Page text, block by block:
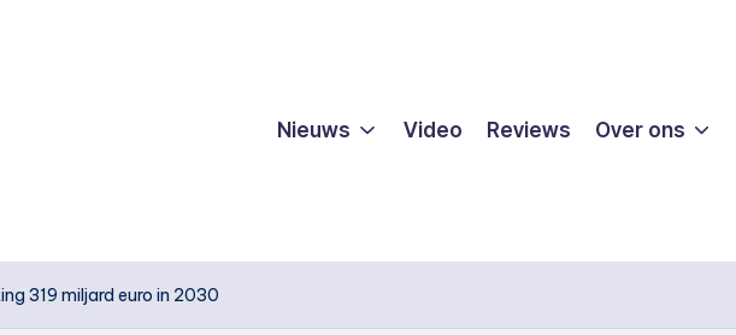
Nieuws Video Reviews Over ons
319 miljard euro in 2030